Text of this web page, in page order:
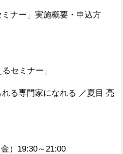
ミナー」実施概要・申込方
セミナー」
る専門家になれる ／夏目 亮
）19:30～21:00